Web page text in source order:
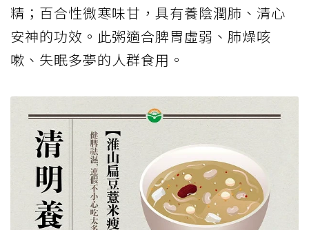
精；百合性微寒味甘，具有養陰潤肺、清心
安神的功效。此粥適合脾胃虛弱、肺燥咳
嗽、失眠多夢的人群食用。